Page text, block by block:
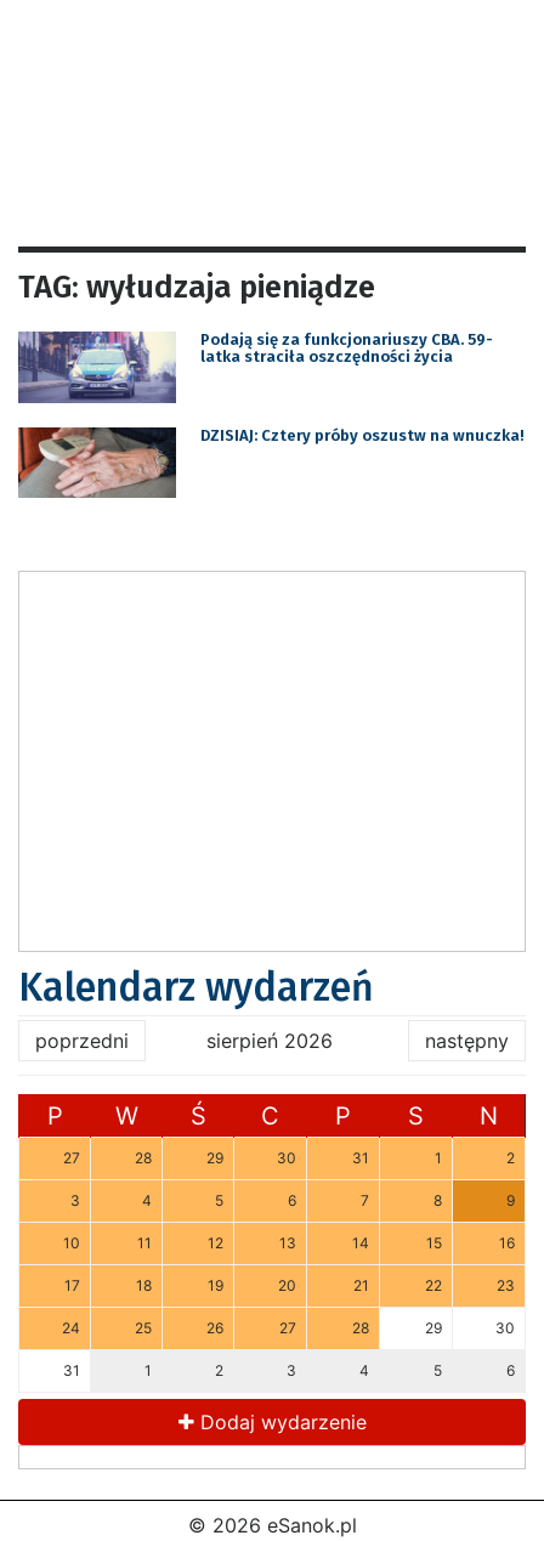
TAG: wyłudzaja pieniądze
Podają się za funkcjonariuszy CBA. 59-
latka straciła oszczędności życia
DZISIAJ: Cztery próby oszustw na wnuczka!
Kalendarz wydarzeń
poprzedni sierpień 2026 następny
P W Ś C P S N
27 28 29 30 31 1 2
3 4 5 6 7 8 9
10 11 12 13 14 15 16
17 18 19 20 21 22 23
24 25 26 27 28 29 30
31 1 2 3 4 5 6
Dodaj wydarzenie
© 2026 eSanok.pl